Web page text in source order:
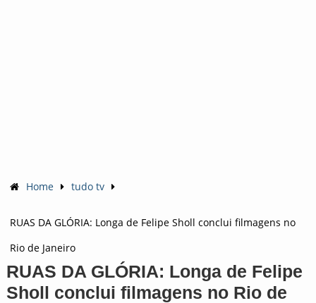
Home tudo tv
RUAS DA GLÓRIA: Longa de Felipe Sholl conclui filmagens no
Rio de Janeiro
RUAS DA GLÓRIA: Longa de Felipe
Sholl conclui filmagens no Rio de